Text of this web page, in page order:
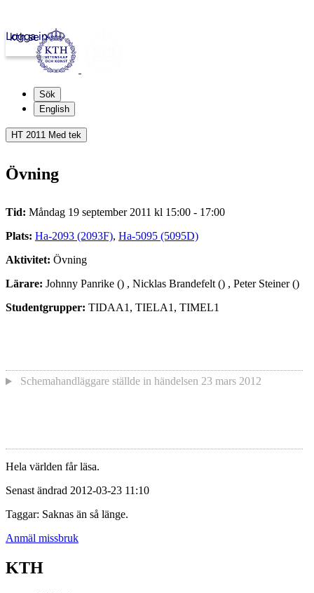
kth.se
Logga in
Sök
English
HT 2011 Med tek
Övning
Tid: Måndag 19 september 2011 kl 15:00 - 17:00
Plats: Ha-2093 (2093F), Ha-5095 (5095D)
Aktivitet: Övning
Lärare: Johnny Panrike () , Nicklas Brandefelt () , Peter Steiner ()
Studentgrupper: TIDAA1, TIELA1, TIMEL1
Schemahandläggare ställde in händelsen 23 mars 2012
Hela världen får läsa.
Senast ändrad 2012-03-23 11:10
Taggar: Saknas än så länge.
Anmäl missbruk
KTH